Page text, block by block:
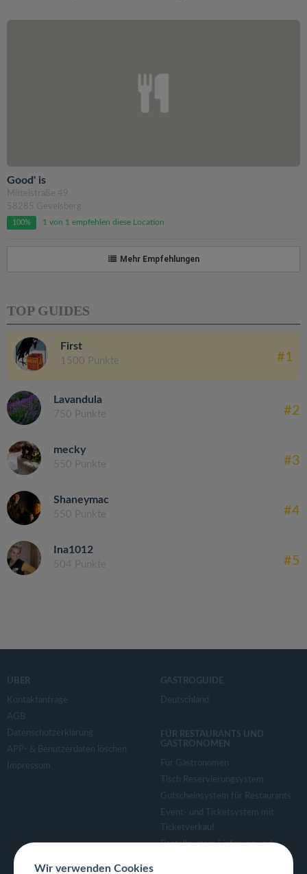
Good' is
Mittelstraße 49
58285 Gevelsberg
100% 1 von 1 empfehlen diese Location
Mehr Empfehlungen
TOP GUIDES
First
1500 Punkte #1
Lavandula
750 Punkte #2
mecky
550 Punkte #3
Shaneymac
550 Punkte #4
Ina1012
504 Punkte #5
ÜBER
Kontaktanfrage
AGB
Datenschutzerklärung
APP- & Benutzerdaten löschen
Impressum
GASTROGUIDE
Deutschland
FÜR RESTAURANTS UND
GASTRONOMEN
Für Gastronomen
Tisch Reservierungsystem
Gutscheinsystem für Restaurants
Event- und Ticketsystem mit
Ticketverkauf
Bestellsystem Lieferung und
Wir verwenden Cookies